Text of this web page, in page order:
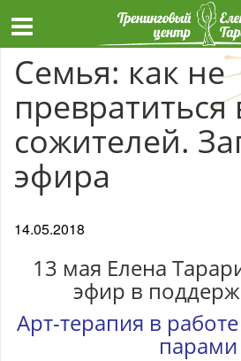
Семья: как не
превратиться
сожителей.
эфира
14.05.2018
13 мая Елена
эфир в
Арт-терапия в
парами